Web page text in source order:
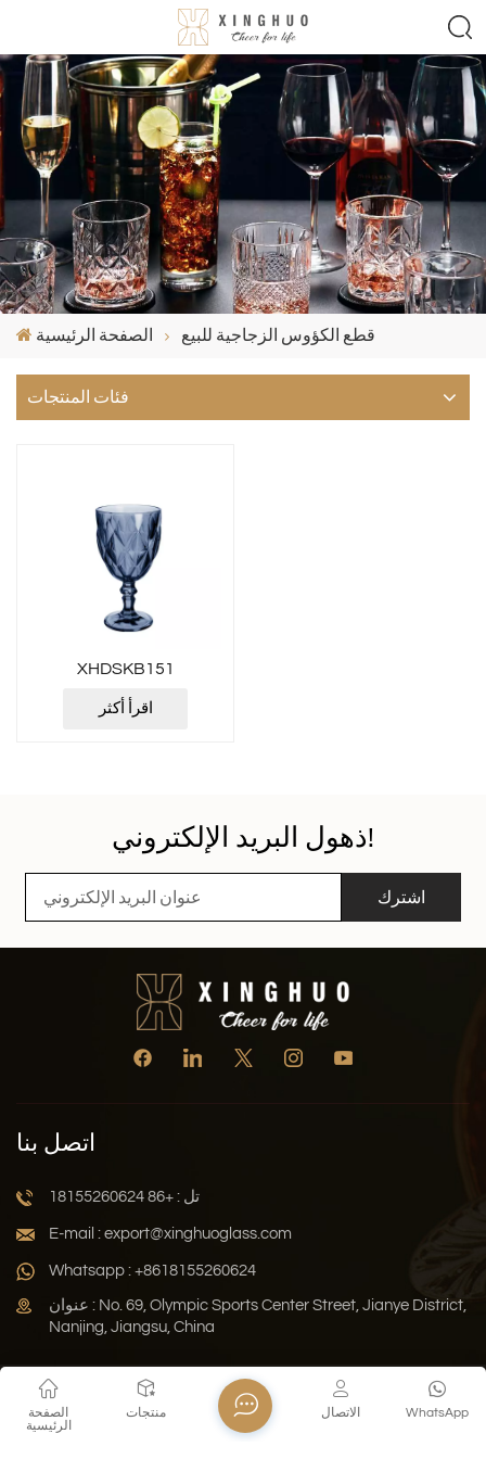
الصفحة الرئيسية قطع الكؤوس الزجاجية للبيع
فئات المنتجات
XHDSKB151
اقرأ أكثر
ذهول البريد الإلكتروني!
اشترك
اتصل بنا
تل : +86 18155260624
E-mail : export@xinghuoglass.com
Whatsapp : +8618155260624
عنوان : No. 69, Olympic Sports Center Street, Jianye District,
Nanjing, Jiangsu, China
Xml سياسة الخصوصية المدونة
خريطة الموقع
حقوق النشر © 2026 Jiangsu Xinghuo Technology Co., Ltd. جميع
الصفحة
الرئيسية
منتجات WhatsApp الاتصال